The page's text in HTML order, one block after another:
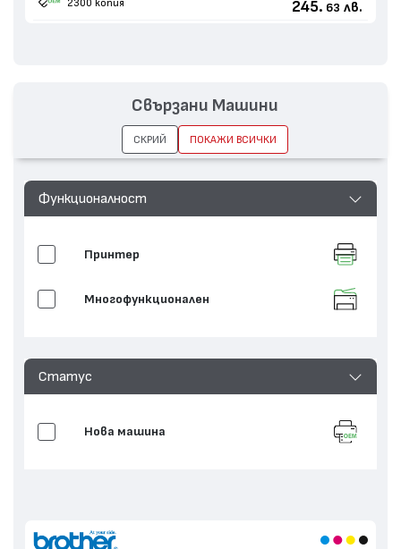
2300 копия
245. 63 лв.
Функционалност
Принтер
Многофункционален
Статус
Нова машина
Свързани Машини
СКРИЙ ПОКАЖИ ВСИЧКИ